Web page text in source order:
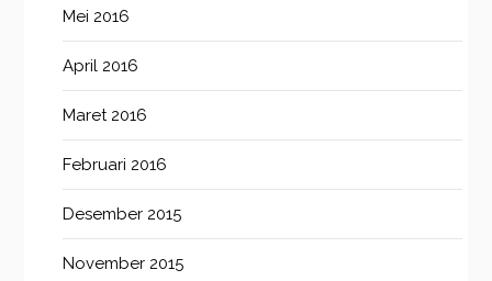
Mei 2016
April 2016
Maret 2016
Februari 2016
Desember 2015
November 2015